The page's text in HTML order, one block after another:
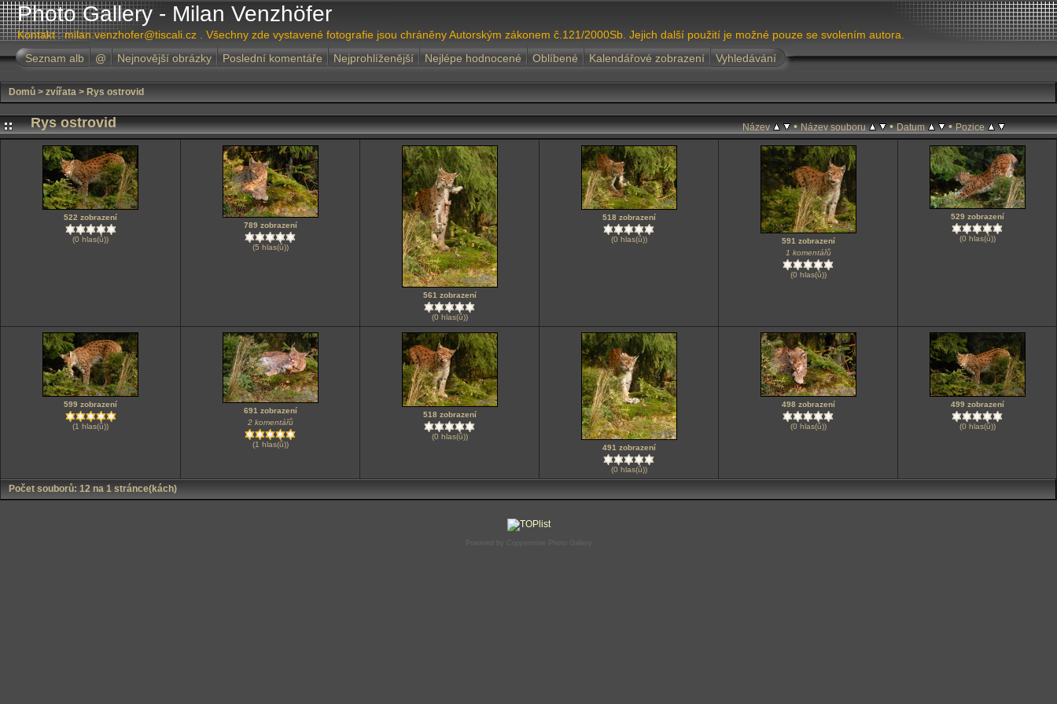
Photo Gallery - Milan Venzhöfer
Kontakt : milan.venzhofer@tiscali.cz . Všechny zde vystavené fotografie jsou chráněny Autorským zákonem č.121/2000Sb. Jejich další použití je možné pouze se svolením autora.
Seznam alb
@ Nejnovější obrázky Poslední komentáře Nejprohlíženější Nejlépe hodnocené Oblíbené Kalendářové zobrazení Vyhledávání
Domů > zvířata > Rys ostrovid
Rys ostrovid Název •Název souboru •Datum •Pozice
522 zobrazení
(0 hlas(ů))
789 zobrazení
(5 hlas(ů))
561 zobrazení
(0 hlas(ů))
518 zobrazení
(0 hlas(ů))
591 zobrazení
1 komentářů
(0 hlas(ů))
529 zobrazení
(0 hlas(ů))
599 zobrazení
(1 hlas(ů))
691 zobrazení
2 komentářů
(1 hlas(ů))
518 zobrazení
(0 hlas(ů))
491 zobrazení
(0 hlas(ů))
498 zobrazení
(0 hlas(ů))
499 zobrazení
(0 hlas(ů))
Počet souborů: 12 na 1 stránce(kách)